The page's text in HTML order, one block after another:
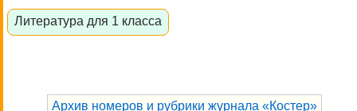
Литература для 1 класса
Архив номеров и рубрики журнала «Костер»